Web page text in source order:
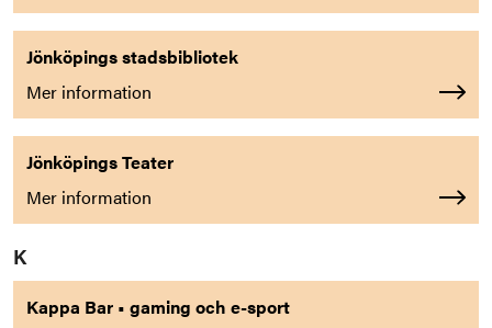
Jönköpings stadsbibliotek
Mer information
Jönköpings Teater
Mer information
K
Kappa Bar • gaming och e-sport